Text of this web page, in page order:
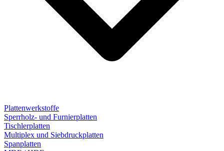
Plattenwerkstoffe
Sperrholz- und Furnierplatten
Tischlerplatten
Multiplex und Siebdruckplatten
Spanplatten